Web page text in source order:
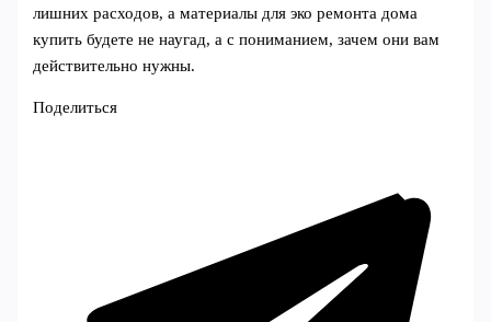
лишних расходов, а материалы для эко ремонта дома
купить будете не наугад, а с пониманием, зачем они вам
действительно нужны.
Поделиться